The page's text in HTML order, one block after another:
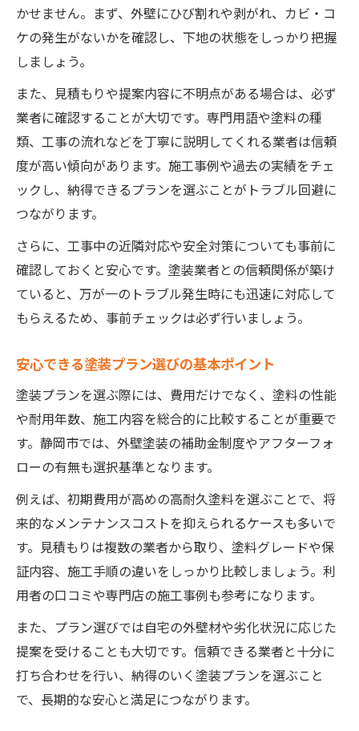
かせません。まず、外壁にひび割れや剥がれ、カビ・コ
ケの発生がないかを確認し、下地の状態をしっかり把握
しましょう。
また、見積もりや提案内容に不明点がある場合は、必ず
業者に確認することが大切です。専門用語や塗料の種
類、工事の流れなどを丁寧に説明してくれる業者は信頼
度が高い傾向があります。施工事例や過去の実績をチェ
ックし、納得できるプランを選ぶことがトラブル回避に
つながります。
さらに、工事中の近隣対応や安全対策についても事前に
確認しておくと安心です。塗装業者との信頼関係が築け
ていると、万が一のトラブル発生時にも迅速に対応して
もらえるため、事前チェックは必ず行いましょう。
安心できる塗装プラン選びの基本ポイント
塗装プランを選ぶ際には、費用だけでなく、塗料の性能
や耐用年数、施工内容を総合的に比較することが重要で
す。静岡市では、外壁塗装の補助金制度やアフターフォ
ローの有無も選択基準となります。
例えば、初期費用が高めの高耐久塗料を選ぶことで、将
来的なメンテナンスコストを抑えられるケースも多いで
す。見積もりは複数の業者から取り、塗料グレードや保
証内容、施工手順の違いをしっかり比較しましょう。利
用者の口コミや専門店の施工事例も参考になります。
また、プラン選びでは自宅の外壁材や劣化状況に応じた
提案を受けることも大切です。信頼できる業者と十分に
打ち合わせを行い、納得のいく塗装プランを選ぶこと
で、長期的な安心と満足につながります。